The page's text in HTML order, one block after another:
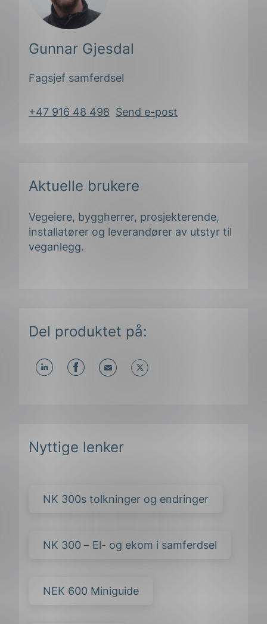
Gunnar Gjesdal
Fagsjef samferdsel
+47 916 48 498 Send e-post
Aktuelle brukere
Vegeiere, byggherrer, prosjekterende,
installatører og leverandører av utstyr til
veganlegg.
Del produktet på:
Nyttige lenker
NK 300s tolkninger og endringer
NK 300 – El- og ekom i samferdsel
NEK 600 Miniguide